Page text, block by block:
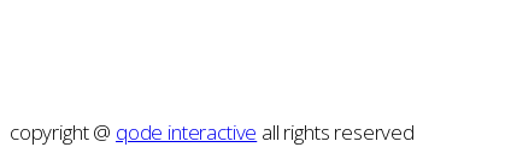
copyright @ qode interactive all rights reserved